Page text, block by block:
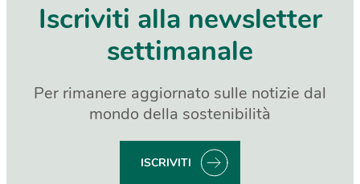
Iscriviti alla newsletter
settimanale
Per rimanere aggiornato sulle notizie dal
mondo della sostenibilità
ISCRIVITI